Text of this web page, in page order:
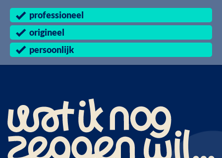
professioneel
origineel
persoonlijk